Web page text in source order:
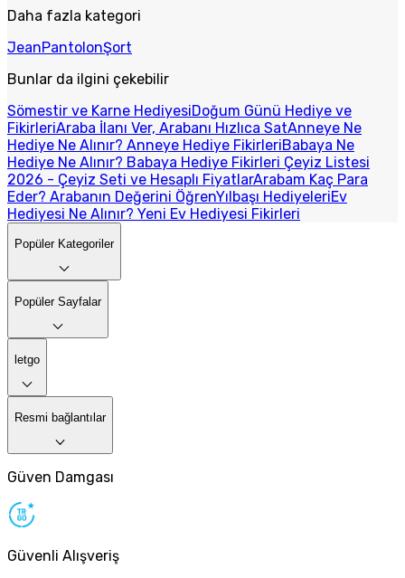
Daha fazla kategori
JeanPantolonŞort
Bunlar da ilgini çekebilir
Sömestir ve Karne HediyesiDoğum Günü Hediye ve
FikirleriAraba İlanı Ver, Arabanı Hızlıca SatAnneye Ne
Hediye Ne Alınır? Anneye Hediye FikirleriBabaya Ne
Hediye Ne Alınır? Babaya Hediye Fikirleri Çeyiz Listesi
2026 - Çeyiz Seti ve Hesaplı FiyatlarArabam Kaç Para
Eder? Arabanın Değerini ÖğrenYılbaşı HediyeleriEv
Hediyesi Ne Alınır? Yeni Ev Hediyesi Fikirleri
Popüler Kategoriler
Popüler Sayfalar
letgo
Resmi bağlantılar
Güven Damgası
Güvenli Alışveriş